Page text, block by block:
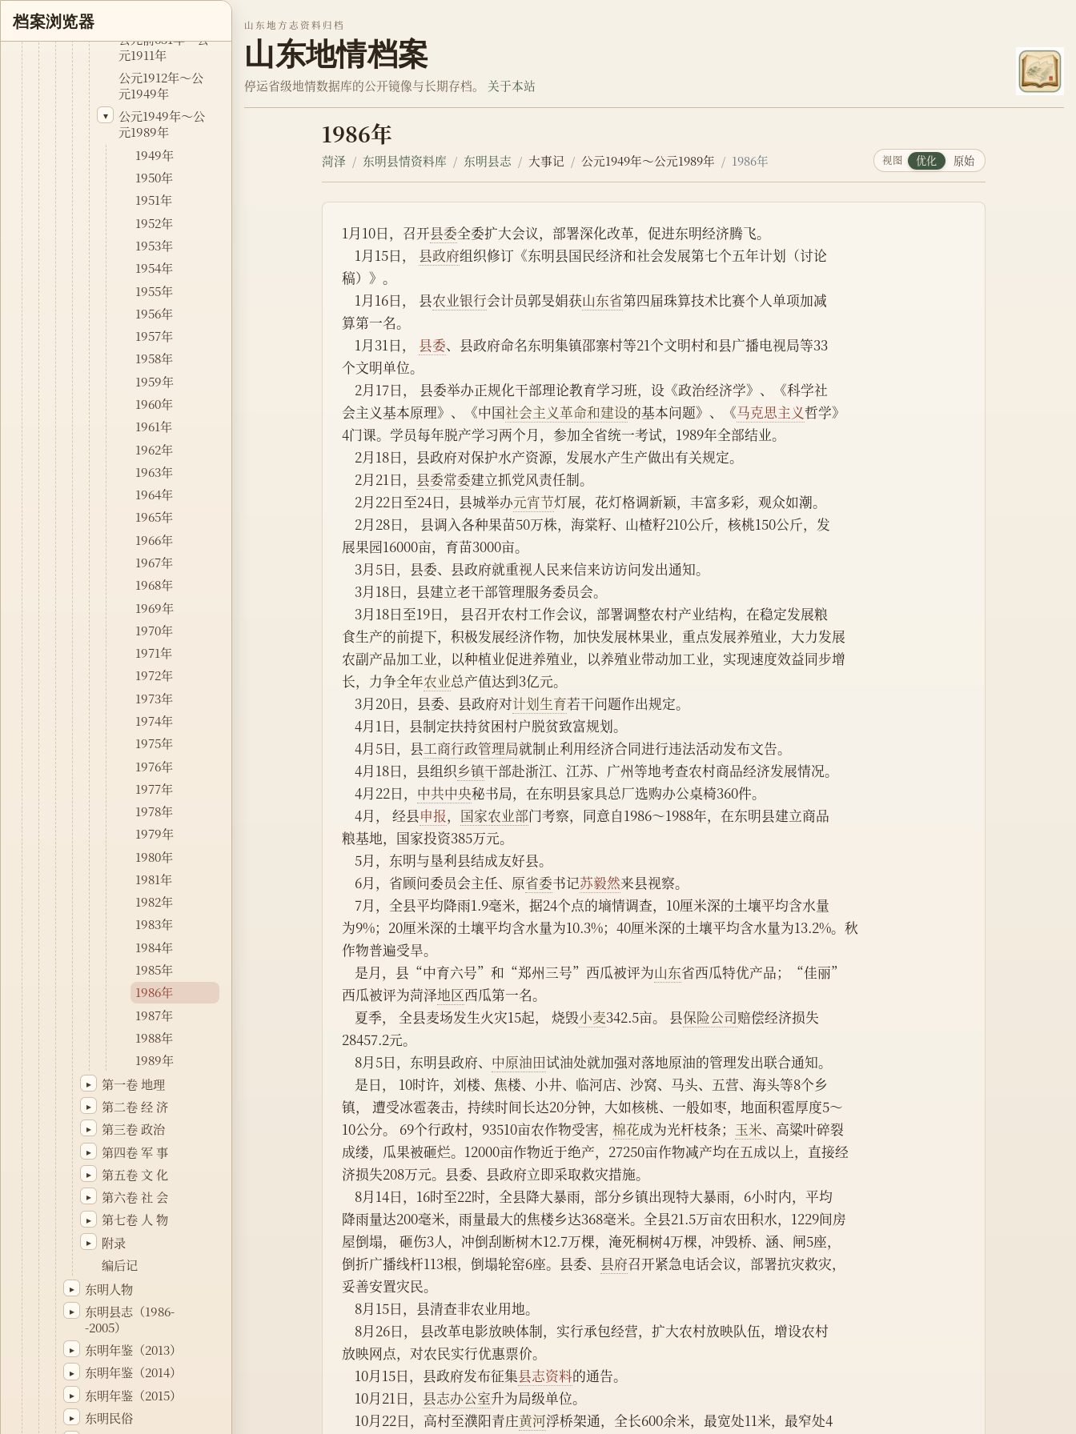
山东地方志资料归档
山东地情档案
停运省级地情数据库的公开镜像与长期存档。 关于本站
1986年
菏泽 东明县情资料库 东明县志 大事记 公元1949年～公元1989年 1986年 视图 优化 原始
档案浏览器
▾
公元前651年～公
元1911年
公元1912年～公
元1949年
▾
公元1949年～公
元1989年
1949年
1950年
1951年
1952年
1953年
1954年
1955年
1956年
1957年
1958年
1959年
1960年
1961年
1962年
1963年
1964年
1965年
1966年
1967年
1968年
1969年
1970年
1971年
1972年
1973年
1974年
1975年
1976年
1977年
1978年
1979年
1980年
1981年
1982年
1983年
1984年
1985年
1986年
1987年
1988年
1989年
▸ 第一卷 地理
▸ 第二卷 经 济
▸ 第三卷 政治
▸ 第四卷 军 事
▸ 第五卷 文 化
▸ 第六卷 社 会
▸ 第七卷 人 物
▸
附录
编后记
▸ 东明人物
▸
东明县志（1986-
-2005）
▸ 东明年鉴（2013）
▸ 东明年鉴（2014）
▸ 东明年鉴（2015）
▸ 东明民俗
1月10日，召开县委全委扩大会议，部署深化改革，促进东明经济腾飞。
    1月15日，
县政府组织修订《东明县国民经济和社会发展第七个五年计划（讨论
稿）》。
    1月16日， 县
农业银行会计员郭旻娟获山东省第四届珠算技术比赛个人单项加减
算第一名。
    1月31日，
县委、县政府命名东明集镇邵寨村等21个文明村和县广播电视局等33
个文明单位。
    2月17日， 县委举办正规化干部理论教育学习班，设《政治经济学》、《科学社
会主义基本原理》、《中国社会主义革命和建设的基本问题》、《马克思主义哲学》
4门课。学员每年脱产学习两个月，参加全省统一考试，1989年全部结业。
    2月18日，县政府对保护水产资源，发展水产生产做出有关规定。
    2月21日，
县委常委建立抓党风责任制。
    2月22日至24日，县城举办
元宵节灯展，花灯格调新颖，丰富多彩，观众如潮。
    2月28日， 县调入各种果苗50万株，海棠籽、山楂籽210公斤，核桃150公斤，发
展果园16000亩，育苗3000亩。
    3月5日，县委、县政府就重视人民来信来访访问发出通知。
    3月18日，县建立老干部管理服务委员会。
    3月18日至19日， 县召开农村工作会议，部署调整农村产业结构，在稳定发展粮
食生产的前提下，积极发展经济作物，加快发展林果业，重点发展养殖业，大力发展
农副产品加工业，以种植业促进养殖业，以养殖业带动加工业，实现速度效益同步增
长，力争全年农业总产值达到3亿元。
    3月20日，县委、县政府对
计划生育若干问题作出规定。
    4月1日，县制定扶持贫困村户脱贫致富规划。
    4月5日，县
工商行政管理局就制止利用经济合同进行违法活动发布文告。
    4月18日，县组织
乡镇干部赴浙江、江苏、广州等地考查农村商品经济发展情况。
    4月22日，
中共中央秘书局，在东明县家具总厂选购办公桌椅360件。
    4月， 经县
申报， 国家农业部门考察，同意自1986～1988年，在东明县建立商品
粮基地，国家投资385万元。
    5月，东明与垦利县结成友好县。
    6月，省顾问委员会主任、原
省委书记苏毅然来县视察。
    7月，全县平均降雨1.9毫米，据24个点的墒情调查，10厘米深的土壤平均含水量
为9%；20厘米深的土壤平均含水量为10.3%；40厘米深的土壤平均含水量为13.2%。秋
作物普遍受旱。
    是月，县“中育六号”和“郑州三号”西瓜被评为
山东省西瓜特优产品；“佳丽”
西瓜被评为菏泽地区西瓜第一名。
    夏季， 全县麦场发生火灾15起， 烧毁
小麦342.5亩。 县保险公司赔偿经济损失
28457.2元。
    8月5日，东明县政府、
中原油田试油处就加强对落地原油的管理发出联合通知。
    是日， 10时许，刘楼、焦楼、小井、临河店、沙窝、马头、五营、海头等8个乡
镇， 遭受冰雹袭击，持续时间长达20分钟，大如核桃、一般如枣，地面积雹厚度5～
10公分。 69个行政村，93510亩农作物受害，棉花成为光杆枝条； 玉米、高粱叶碎裂
成缕，瓜果被砸烂。12000亩作物近于绝产，27250亩作物减产均在五成以上，直接经
济损失208万元。县委、县政府立即采取救灾措施。
    8月14日，16时至22时，全县降大暴雨，部分乡镇出现特大暴雨，6小时内，平均
降雨量达200毫米，雨量最大的焦楼乡达368毫米。全县21.5万亩农田积水，1229间房
屋倒塌， 砸伤3人，冲倒刮断树木12.7万棵，淹死桐树4万棵，冲毁桥、涵、闸5座，
倒折广播线杆113根，倒塌轮窑6座。县委、 县府召开紧急电话会议，部署抗灾救灾，
妥善安置灾民。
    8月15日，县清查非农业用地。
    8月26日， 县改革电影放映体制，实行承包经营，扩大农村放映队伍，增设农村
放映网点，对农民实行优惠票价。
    10月15日，县政府发布征集
县志资料的通告。
    10月21日，
县志办公室升为局级单位。
    10月22日，高村至濮阳青庄
黄河浮桥架通，全长600余米，最宽处11米，最窄处4